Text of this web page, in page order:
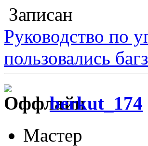
Записан
Руководство по
пользовались
berkut_174
Мастер